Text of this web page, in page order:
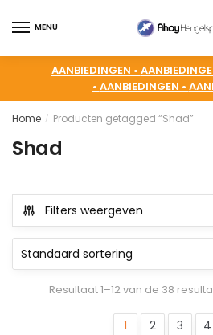
MENU
AANBIEDINGEN •
• AANBIEDINGEN •
Home / Producten getagged “Shad”
Shad
Filters weergeven
Resultaat 1–12 van de 38
1 2 3 4